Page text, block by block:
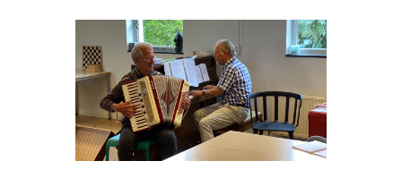
ORGANISATIE
VRIJWILLIGERS & STAGIAIRES
CONTACT